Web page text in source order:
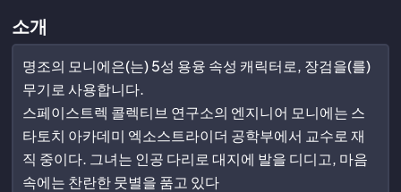
소개
명조의 모니에은(는) 5성 용융 속성 캐릭터로, 장검을(를)
무기로 사용합니다.
스페이스트렉 콜렉티브 연구소의 엔지니어 모니에는 스
타토치 아카데미 엑소스트라이더 공학부에서 교수로 재
직 중이다. 그녀는 인공 다리로 대지에 발을 디디고, 마음
속에는 찬란한 뭇별을 품고 있다